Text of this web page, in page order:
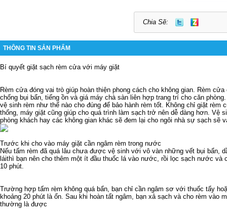
Chia Sẽ:
THÔNG TIN SẢN PHẨM
Bí quyết giặt sạch rèm cửa với máy giặt
Rèm cửa đóng vai trò giúp hoàn thiện phong cách cho không gian. Rèm
chống bụi bẩn, tiếng ồn và giá máy chà sàn liên hợp trang trí cho căn
vệ sinh rèm như thế nào cho đúng để bảo hành rèm tốt. Không chỉ giặt rèm
thống, máy giặt cũng giúp cho quá trình làm sạch trở nên dễ dàng hơn. Vệ
phòng khách hay các không gian khác sẽ đem lại cho ngôi nhà sự sạch sẽ
Trước khi cho vào máy giặt cần ngâm rèm trong nước
Nếu tấm rèm đã quá lâu chưa được vệ sinh với vô vàn những vết bụi bẩn,
láithì bạn nên cho thêm một ít đầu thuốc lá vào nước, rồi lọc sạch nước và
10 phút.
Trường hợp tấm rèm không quá bẩn, bạn chỉ cần ngâm sơ với thuốc tẩy
khoảng 20 phút là ổn. Sau khi hoàn tất ngâm, bạn xả sạch và cho rèm vào
thường là được